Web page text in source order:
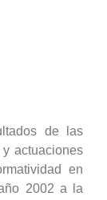
de las
actuaciones
en
2002 a la